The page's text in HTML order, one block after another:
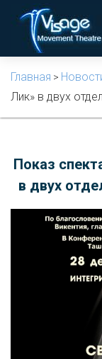
Главная >
Лик» в двух
Показ
в двух